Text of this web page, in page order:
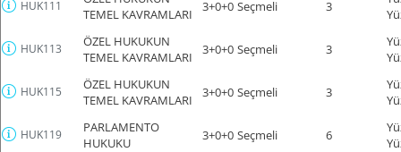
HUK111
TEMEL KAVRAMLARI
3+0+0 Seçmeli 3
HUK113
ÖZEL HUKUKUN
TEMEL KAVRAMLARI
3+0+0 Seçmeli 3
HUK115
ÖZEL HUKUKUN
TEMEL KAVRAMLARI
3+0+0 Seçmeli 3
HUK119
PARLAMENTO
HUKUKU
3+0+0 Seçmeli 6